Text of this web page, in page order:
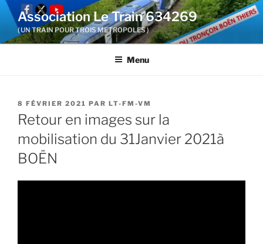
Aller
contenu
Association Le Train 634269
( UN TRAIN POUR TROIS METROPOLES )
Menu
PUBLIÉ
LE
8 FÉVRIER 2021 PAR LT-FM-VM
Retour en images sur la
mobilisation du 31Janvier 2021à
BOËN